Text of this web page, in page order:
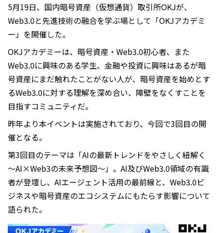
5月19日、国内暗号資産（仮想通貨）取引所OKJが、
Web3.0と先進技術の融合を学ぶ場として「OKJアカデミ
ー」を開催した。
OKJアカデミーは、暗号資産・Web3.0初心者、また
Web3.0に興味のある学生、金融や投資に興味はあるが暗
号資産にまだ触れたことがない人が、暗号資産を始めとす
るWeb3.0に対する理解を深め合い、障壁をなくすことを
目指すコミュニティだ。
昨年より本イベントは実施されており、今回で3回目の開
催となる。
第3回目のテーマは「AIの最新トレンドをやさしく紐解く
～AI×Web3の未来予想図～」。AI及びWeb3.0領域の有識
者が登壇し、AIエージェント活用の最前線と、Web3.0ビ
ジネスや暗号資産のエコシステムにもたらす影響について
語られた。